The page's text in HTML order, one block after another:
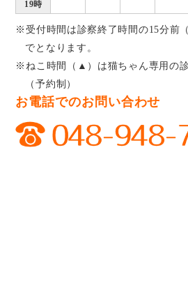
19時
※受付時間は診察終了時間の15分前
でとなります。
※ねこ時間（▲）は猫ちゃん専用の診
（予約制）
お電話でのお問い合わせ